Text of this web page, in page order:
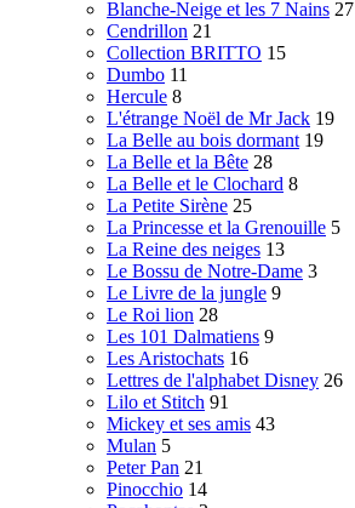
Blanche-Neige et les 7 Nains 27
Cendrillon 21
Collection BRITTO 15
Dumbo 11
Hercule 8
L'étrange Noël de Mr Jack 19
La Belle au bois dormant 19
La Belle et la Bête 28
La Belle et le Clochard 8
La Petite Sirène 25
La Princesse et la Grenouille 5
La Reine des neiges 13
Le Bossu de Notre-Dame 3
Le Livre de la jungle 9
Le Roi lion 28
Les 101 Dalmatiens 9
Les Aristochats 16
Lettres de l'alphabet Disney 26
Lilo et Stitch 91
Mickey et ses amis 43
Mulan 5
Peter Pan 21
Pinocchio 14